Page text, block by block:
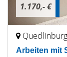
1.170,- €
Quedlinburg
Arbeiten mit